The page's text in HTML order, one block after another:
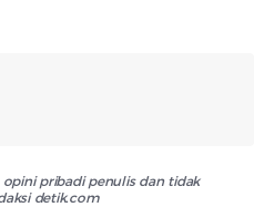
pribadi penulis dan tidak
detik.com